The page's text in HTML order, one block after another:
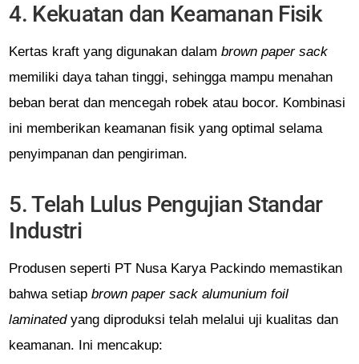
4. Kekuatan dan Keamanan Fisik
Kertas kraft yang digunakan dalambrown paper sack
memiliki daya tahan tinggi, sehingga mampu menahan
beban berat dan mencegah robek atau bocor. Kombinasi
ini memberikan keamanan fisik yang optimal selama
penyimpanan dan pengiriman.
5. Telah Lulus Pengujian Standar
Industri
Produsen seperti PT Nusa Karya Packindo memastikan
bahwa setiapbrown paper sack alumunium foil
laminatedyang diproduksi telah melalui uji kualitas dan
keamanan. Ini mencakup: